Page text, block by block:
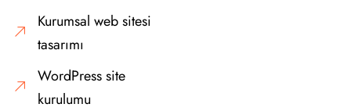
Kurumsal web sitesi
tasarımı
WordPress site
kurulumu